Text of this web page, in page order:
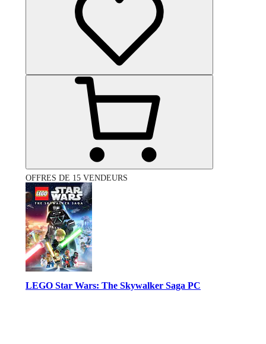
OFFRES DE 15 VENDEURS
LEGO Star Wars: The Skywalker Saga PC